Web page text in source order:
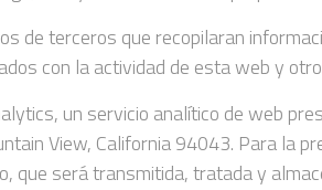
de terceros que recopilaran
con la actividad de esta web y
un servicio analítico de web
View, California 94043. Para la
que será transmitida, tratada y